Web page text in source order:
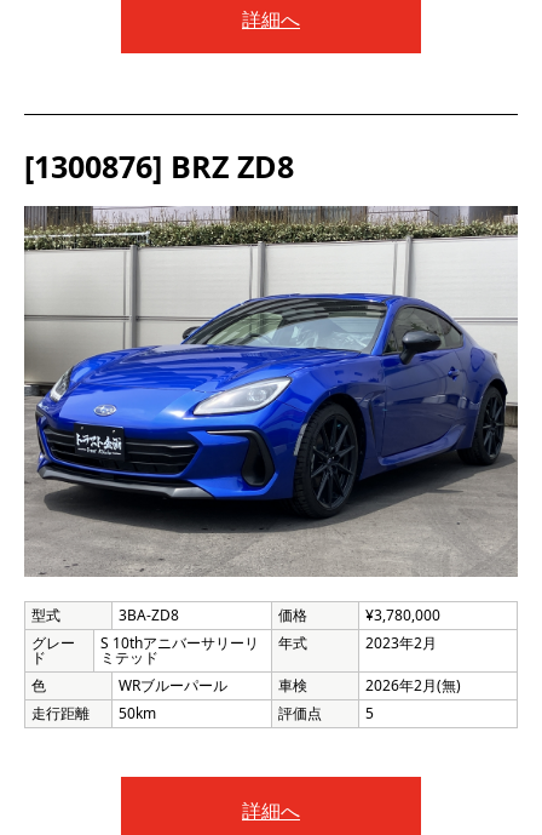
詳細へ
[1300876] BRZ ZD8
型式 3BA-ZD8 価格
¥3,780,000
グレー
ド
S 10thアニバーサリーリ
ミテッド
年式 2023年2月
色 WRブルーパール 車検
2026年2月(無)
走行距離
50km 評価点 5
詳細へ